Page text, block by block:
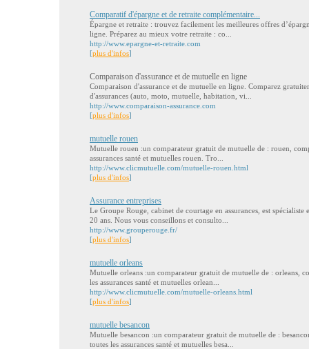
Comparatif d'épargne et de retraite complémentaire...
Épargne et retraite : trouvez facilement les meilleures offres
ligne. Préparez au mieux votre retraite : co...
http://www.epargne-et-retraite.com
[plus d'infos]
Comparaison d'assurance et de mutuelle en ligne
Comparaison d'assurance et de mutuelle en ligne. Comparez
d'assurances (auto, moto, mutuelle, habitation, vi...
http://www.comparaison-assurance.com
[plus d'infos]
mutuelle rouen
Mutuelle rouen :un comparateur gratuit de mutuelle de : rouen,
assurances santé et mutuelles rouen. Tro...
http://www.clicmutuelle.com/mutuelle-rouen.html
[plus d'infos]
Assurance entreprises
Le Groupe Rouge, cabinet de courtage en assurances, est spécialiste
20 ans. Nous vous conseillons et consulto...
http://www.grouperouge.fr/
[plus d'infos]
mutuelle orleans
Mutuelle orleans :un comparateur gratuit de mutuelle de : orleans,
les assurances santé et mutuelles orlean...
http://www.clicmutuelle.com/mutuelle-orleans.html
[plus d'infos]
mutuelle besancon
Mutuelle besancon :un comparateur gratuit de mutuelle de :
toutes les assurances santé et mutuelles besa...